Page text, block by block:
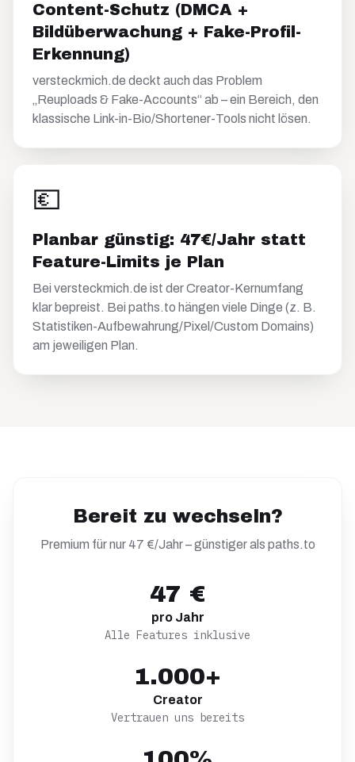
Content-Schutz (DMCA +
Bildüberwachung + Fake-Profil-
Erkennung)
versteckmich.de deckt auch das Problem
„Reuploads & Fake-Accounts“ ab – ein Bereich, den
klassische Link-in-Bio/Shortener-Tools nicht lösen.
💶
Planbar günstig: 47€/Jahr statt
Feature-Limits je Plan
Bei versteckmich.de ist der Creator-Kernumfang
klar bepreist. Bei paths.to hängen viele Dinge (z. B.
Statistiken-Aufbewahrung/Pixel/Custom Domains)
am jeweiligen Plan.
Bereit zu wechseln?
Premium für nur 47 €/Jahr – günstiger als paths.to
47 €
pro Jahr
Alle Features inklusive
1.000+
Creator
Vertrauen uns bereits